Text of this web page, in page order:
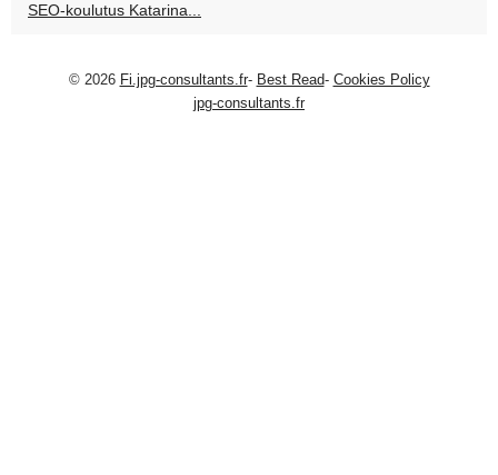
SEO-koulutus Katarina...
© 2026 Fi.jpg-consultants.fr- Best Read- Cookies Policy
jpg-consultants.fr